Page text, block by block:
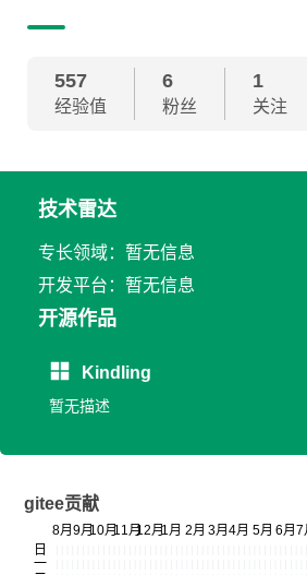
557
经验值
6
粉丝
1
关注
技术雷达
专长领域：暂无信息
开发平台：暂无信息
开源作品
Kindling
暂无描述
gitee贡献